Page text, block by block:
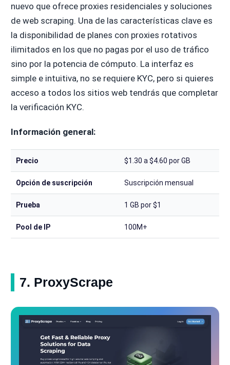
nuevo que ofrece proxies residenciales y soluciones
de web scraping. Una de las características clave es
la disponibilidad de planes con proxies rotativos
ilimitados en los que no pagas por el uso de tráfico
sino por la potencia de cómputo. La interfaz es
simple e intuitiva, no se requiere KYC, pero si quieres
acceso a todos los sitios web tendrás que completar
la verificación KYC.
Información general:
Precio $1.30 a $4.60 por GB
Opción de suscripción Suscripción mensual
Prueba 1 GB por $1
Pool de IP 100M+
7. ProxyScrape